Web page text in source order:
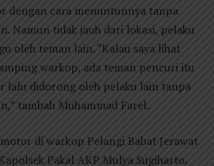
dengan cara menuntunnya tanpa
Namun tidak jauh dari lokasi, pelaku
oleh teman lain. “Kalau saya lihat
warkop, ada teman pencuri itu
lalu didorong oleh pelaku lain tanpa
tambah Muhammad Farel.
di warkop Pelangi Babat Jerawat
Pakal AKP Mulya Sugiharto.